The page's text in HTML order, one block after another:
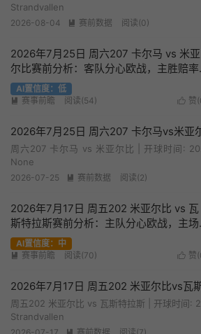
Strandvallen
2026-08-04  赛前数据 阅读(0)
2026年7月25日 周六207 卡尔马 vs 米亚
尔比赛前分析：客队分心欧战，主胜赔率
是否被高估？
AI置信度：低
 赞(
 赛事前瞻 阅读(54)
2026年7月25日 周六207 卡尔马vs米亚
周六207 卡尔马 vs 米亚尔比 | 开球时间:
None
2026-07-25  赛前数据 阅读(2)
2026年7月17日 周五202 米亚尔比 vs 瓦
斯特拉斯赛前分析：主队分心欧战，主场
反弹是否暗藏隐患？
AI置信度：中
 赞(
 赛事前瞻 阅读(70)
2026年7月17日 周五202 米亚尔比vs瓦
周五202 米亚尔比 vs 瓦斯特拉斯 | 开球时间:
Strandvallen